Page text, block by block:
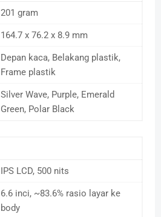
201 gram
164.7 x 76.2 x 8.9 mm
Depan kaca, Belakang plastik,
Frame plastik
Silver Wave, Purple, Emerald
Green, Polar Black
IPS LCD, 500 nits
6.6 inci, ~83.6% rasio layar ke
body